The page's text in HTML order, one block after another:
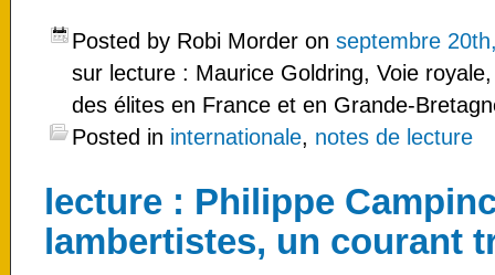
Posted by Robi Morder on septembre
sur lecture : Maurice Goldring, Voie
des élites en France et en Grande-
Posted in internationale, notes de lecture
lecture : Philippe
lambertistes, un courant